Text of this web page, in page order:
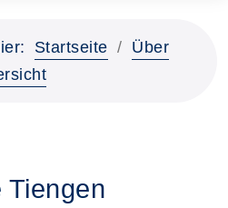
Startseite
Über
Tiengen